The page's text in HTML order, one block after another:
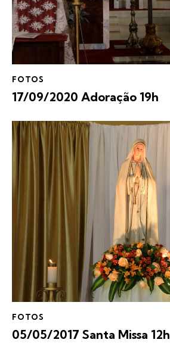
FOTOS
17/09/2020 Adoração 19h
FOTOS
05/05/2017 Santa Missa 12h